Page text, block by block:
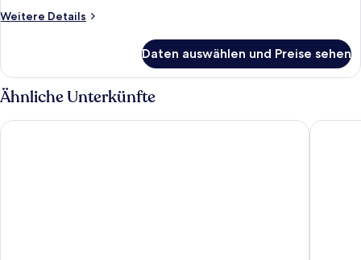
Weitere Details
Weitere
Zimmer
(Loge)
Daten auswählen und Preise sehen
Ähnliche Unterkünfte
Central City Hotel Hotel